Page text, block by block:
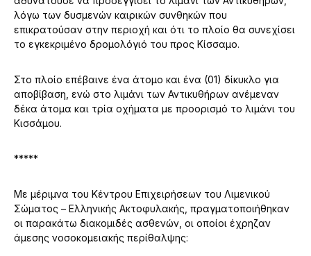
λόγω των δυσμενών καιρικών συνθηκών που
επικρατούσαν στην περιοχή και ότι το πλοίο θα συνεχίσει
το εγκεκριμένο δρομολόγιό του προς Κίσσαμο.
Στο πλοίο επέβαινε ένα άτομο και ένα (01) δίκυκλο για
αποβίβαση, ενώ στο λιμάνι των Αντικυθήρων ανέμεναν
δέκα άτομα και τρία οχήματα με προορισμό το λιμάνι του
Κισσάμου.
*****
Με μέριμνα του Κέντρου Επιχειρήσεων του Λιμενικού
Σώματος – Ελληνικής Ακτοφυλακής, πραγματοποιήθηκαν
οι παρακάτω διακομιδές ασθενών, οι οποίοι έχρηζαν
άμεσης νοσοκομειακής περίθαλψης: